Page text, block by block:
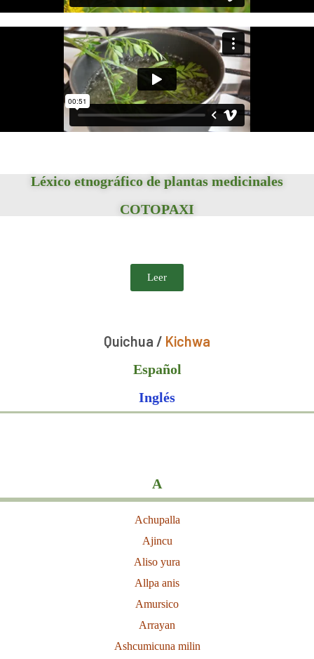
Léxico etnográfico de plantas medicinales
COTOPAXI
Leer
Quichua / Kichwa
Español
Inglés
A
Achupalla
Ajincu
Aliso yura
Allpa anis
Amursico
Arrayan
Ashcumicuna milin